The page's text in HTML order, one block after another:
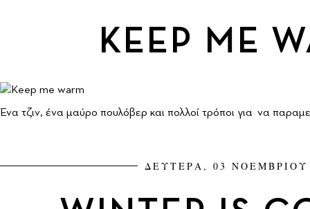
KEEP ME
Ένα τζιν, ένα μαύρο πουλόβερ και πολλοί τρόποι για να
ΔΕΥΤΕΡΑ, 03 ΝΟΕΜΒΡΙΟΥ